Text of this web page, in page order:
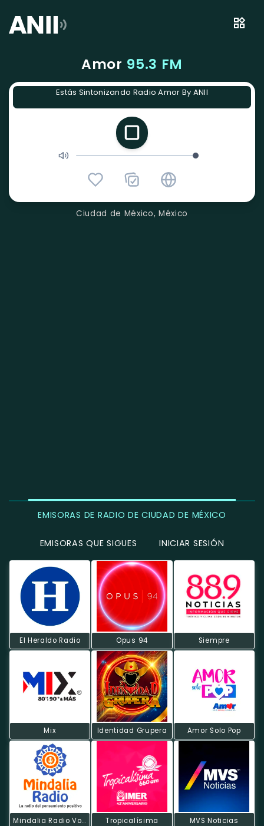
Amor 95.3 FM
Estás Sintonizando Radio Amor By ANII
Ciudad de México, México
EMISORAS DE RADIO DE CIUDAD DE MÉXICO
EMISORAS QUE SIGUES INICIAR SESIÓN
El Heraldo Radio Opus 94 Siempre
Mix Identidad Grupera Amor Solo Pop
Mindalia Radio Voz México Tropicalísima MVS Noticias